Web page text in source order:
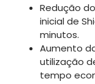
Redução
inicial de
minutos.
Aumento
utilização
tempo